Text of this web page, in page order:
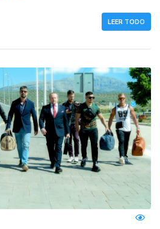
LEER TODO